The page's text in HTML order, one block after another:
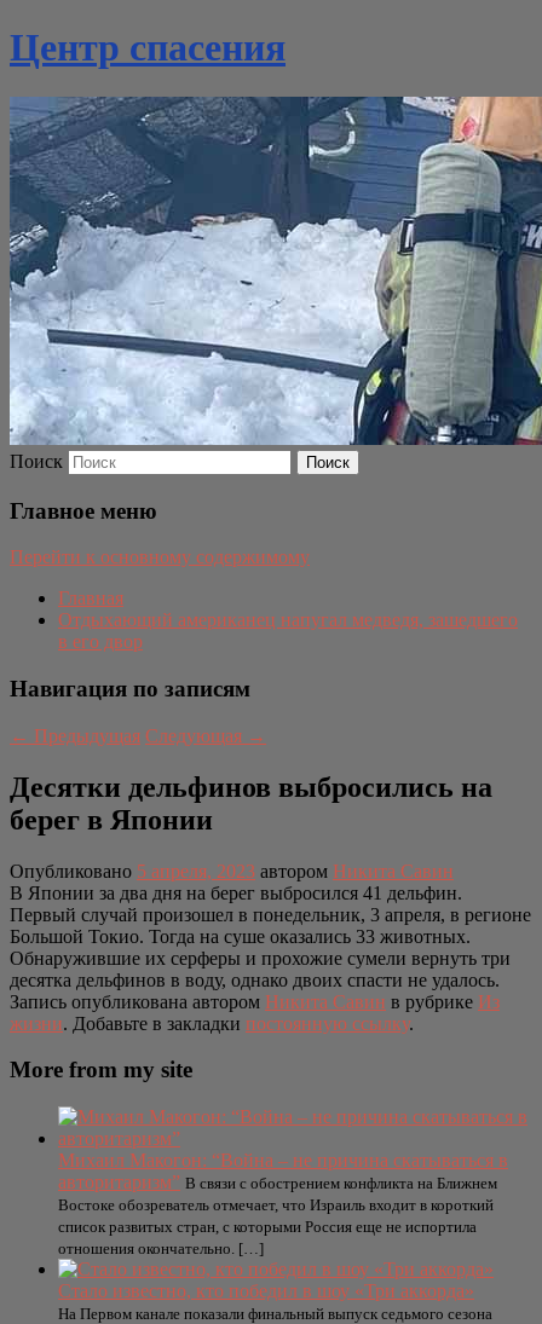
Центр спасения
Поиск
Главное меню
Перейти к основному содержимому
Главная
Отдыхающий американец напугал медведя, зашедшего
в его двор
Навигация по записям
← Предыдущая Следующая →
Десятки дельфинов выбросились на
берег в Японии
Опубликовано 5 апреля, 2023 автором Никита Савин
В Японии за два дня на берег выбросился 41 дельфин.
Первый случай произошел в понедельник, 3 апреля, в регионе
Большой Токио. Тогда на суше оказались 33 животных.
Обнаружившие их серферы и прохожие сумели вернуть три
десятка дельфинов в воду, однако двоих спасти не удалось.
Запись опубликована автором Никита Савин в рубрике Из
жизни. Добавьте в закладки постоянную ссылку.
More from my site
Михаил Макогон: “Война – не причина скатываться в
авторитаризм” В связи с обострением конфликта на Ближнем
Востоке обозреватель отмечает, что Израиль входит в короткий
список развитых стран, с которыми Россия еще не испортила
отношения окончательно. […]
Стало известно, кто победил в шоу «Три аккорда»
На Первом канале показали финальный выпуск седьмого сезона